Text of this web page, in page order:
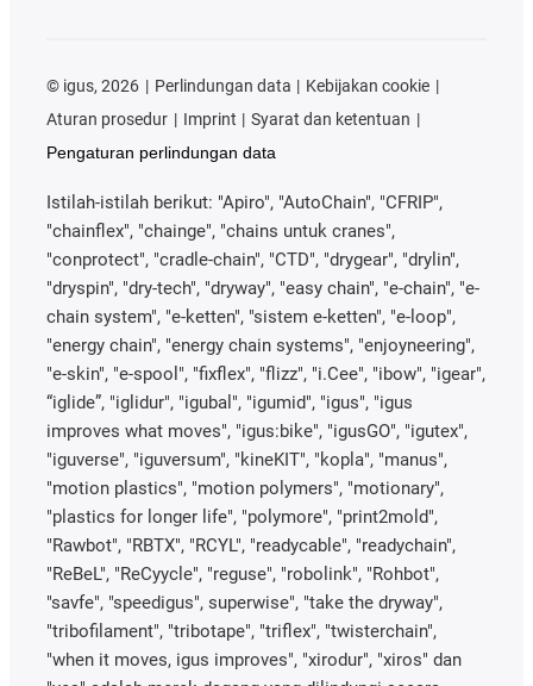
© igus, 2026 Perlindungan data
Kebijakan cookie
Aturan prosedur
Imprint
Syarat dan ketentuan
Pengaturan perlindungan data
Istilah-istilah berikut: "Apiro", "AutoChain", "CFRIP",
"chainflex", "chainge", "chains untuk cranes",
"conprotect", "cradle-chain", "CTD", "drygear", "drylin",
"dryspin", "dry-tech", "dryway", "easy chain", "e-chain", "e-
chain system", "e-ketten", "sistem e-ketten", "e-loop",
"energy chain", "energy chain systems", "enjoyneering",
"e-skin", "e-spool", "fixflex", "flizz", "i.Cee", "ibow", "igear",
“iglide”, "iglidur", "igubal", "igumid", "igus", "igus
improves what moves", "igus:bike", "igusGO", "igutex",
"iguverse", "iguversum", "kineKIT", "kopla", "manus",
"motion plastics", "motion polymers", "motionary",
"plastics for longer life", "polymore", "print2mold",
"Rawbot", "RBTX", "RCYL", "readycable", "readychain",
"ReBeL", "ReCyycle", "reguse", "robolink", "Rohbot",
"savfe", "speedigus", superwise", "take the dryway",
"tribofilament", "tribotape", "triflex", "twisterchain",
"when it moves, igus improves", "xirodur", "xiros" dan